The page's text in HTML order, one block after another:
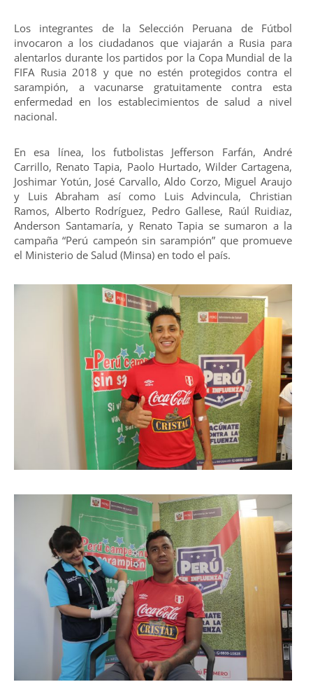
Los integrantes de la Selección Peruana de Fútbol
invocaron a los ciudadanos que viajarán a Rusia para
alentarlos durante los partidos por la Copa Mundial de la
FIFA Rusia 2018 y que no estén protegidos contra el
sarampión, a vacunarse gratuitamente contra esta
enfermedad en los establecimientos de salud a nivel
nacional.
En esa línea, los futbolistas Jefferson Farfán, André
Carrillo, Renato Tapia, Paolo Hurtado, Wilder Cartagena,
Joshimar Yotún, José Carvallo, Aldo Corzo, Miguel Araujo
y Luis Abraham así como Luis Advincula, Christian
Ramos, Alberto Rodríguez, Pedro Gallese, Raúl Ruidiaz,
Anderson Santamaría, y Renato Tapia se sumaron a la
campaña “Perú campeón sin sarampión” que promueve
el Ministerio de Salud (Minsa) en todo el país.